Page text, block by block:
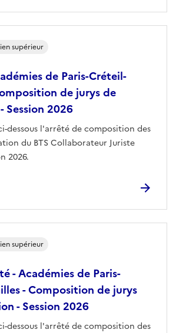
de Paris-Créteil-
de jurys de
Session 2026
dessous l'arrêté de composition des
du BTS Collaborateur Juriste
2026.
supérieur
- Académies de Paris-
- Composition de jurys
- Session 2026
dessous l'arrêté de composition des
supérieur